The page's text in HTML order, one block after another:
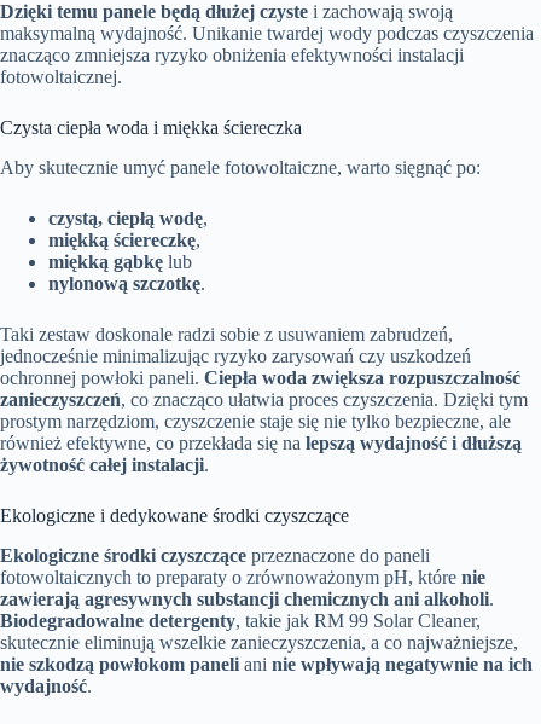
Dzięki temu panele będą dłużej czyste i zachowają swoją
maksymalną wydajność. Unikanie twardej wody podczas czyszczenia
znacząco zmniejsza ryzyko obniżenia efektywności instalacji
fotowoltaicznej.
Czysta ciepła woda i miękka ściereczka
Aby skutecznie umyć panele fotowoltaiczne, warto sięgnąć po:
czystą, ciepłą wodę,
miękką ściereczkę,
miękką gąbkę lub
nylonową szczotkę.
Taki zestaw doskonale radzi sobie z usuwaniem zabrudzeń,
jednocześnie minimalizując ryzyko zarysowań czy uszkodzeń
ochronnej powłoki paneli. Ciepła woda zwiększa rozpuszczalność
zanieczyszczeń, co znacząco ułatwia proces czyszczenia. Dzięki tym
prostym narzędziom, czyszczenie staje się nie tylko bezpieczne, ale
również efektywne, co przekłada się na lepszą wydajność i dłuższą
żywotność całej instalacji.
Ekologiczne i dedykowane środki czyszczące
Ekologiczne środki czyszczące przeznaczone do paneli
fotowoltaicznych to preparaty o zrównoważonym pH, które nie
zawierają agresywnych substancji chemicznych ani alkoholi.
Biodegradowalne detergenty, takie jak RM 99 Solar Cleaner,
skutecznie eliminują wszelkie zanieczyszczenia, a co najważniejsze,
nie szkodzą powłokom paneli ani nie wpływają negatywnie na ich
wydajność.